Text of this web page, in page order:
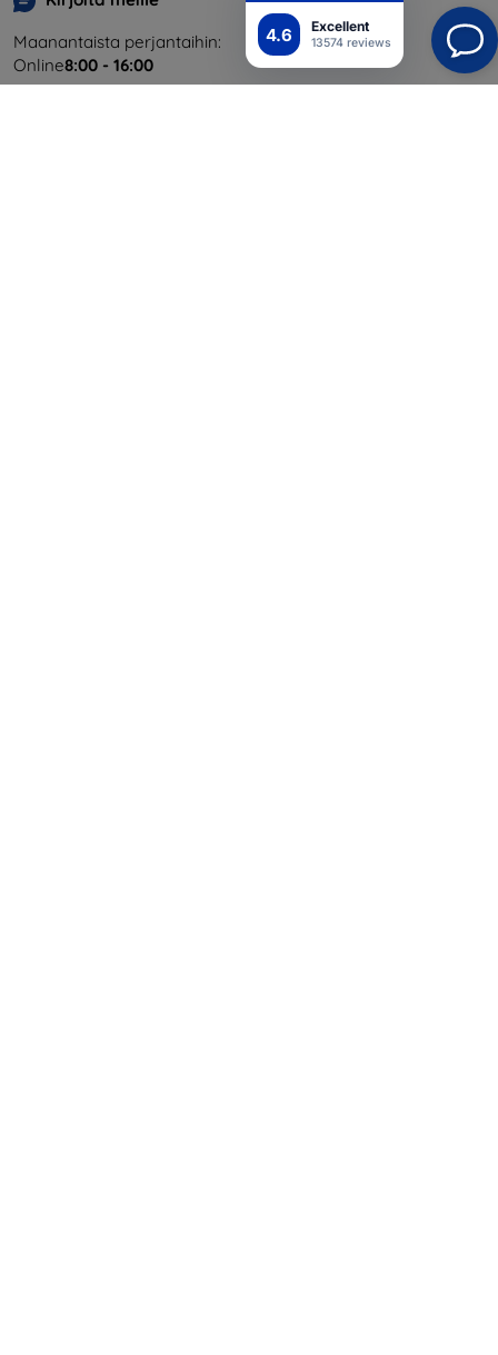
4.6 Excellent
13574 reviews
Maanantaista perjantaihin:
Online8:00 - 16:00